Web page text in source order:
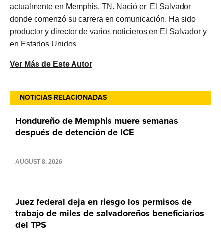
NOTICIAS RELACIONADAS
Hondureño de Memphis muere semanas
después de detención de ICE
AUGUST 8, 2026
Juez federal deja en riesgo los permisos de
trabajo de miles de salvadoreños beneficiarios
del TPS
actualmente en Memphis, TN. Nació en El Salvador
donde comenzó su carrera en comunicación. Ha sido
productor y director de varios noticieros en El Salvador y
en Estados Unidos.
Ver Más de Este Autor